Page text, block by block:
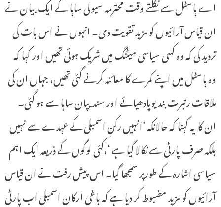
اے ہاسٹل سے نکلتے وقت محترمہ سیولی ساہا کے ایک بیان نے
ان قیاس آرائیوں کو مزید تقویت دی۔ انہوں نے اس بات کی
تردید کی کہ وہ کسی سیاسی میٹنگ میں شریک ہوئی تھیں اور کہا کہ
وہ ہاسٹل میں اپنے کمرے کا معائنہ کرنے گئی تھیں، جہاں ان کی
ملاقات رتبرت بندیوپادھیائے اور سندیپان ساہا سے ہو گئی۔
ان کا یہ کہنا کہ حالانکہ ‘انہیں رکنِ اسمبلی کے عہدے سے نہیں
بلکہ صرف پارٹی سے نکالا گیا ہے ‘،کئی لوگوں کے ذریعہ ایک اہم
سیاسی اشارہ کے طورپر سمجھا گیا۔ اس پیش رفت نے ان قیاس
آرائیوں کو مزید مضبوط کر دیا ہے کہ باغی ارکانِ اسمبلی اب پارٹی